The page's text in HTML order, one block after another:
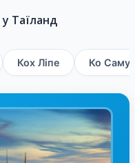
Таїланд
Кох Ліпе Ко Самуї